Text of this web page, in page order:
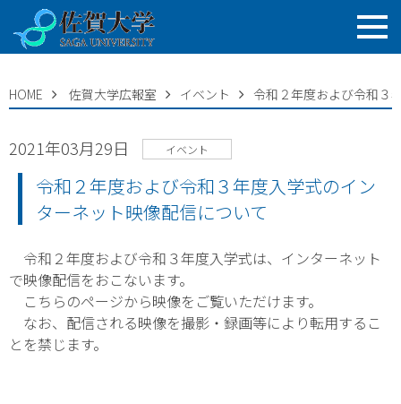
HOME 佐賀大学広報室 イベント 令和２年度および令和３
2021年03月29日 イベント
令和２年度および令和３年度入学式のイン
ターネット映像配信について
令和２年度および令和３年度入学式は、インターネット
で映像配信をおこないます。
こちらのページから映像をご覧いただけます。
なお、配信される映像を撮影・録画等により転用するこ
とを禁じます。